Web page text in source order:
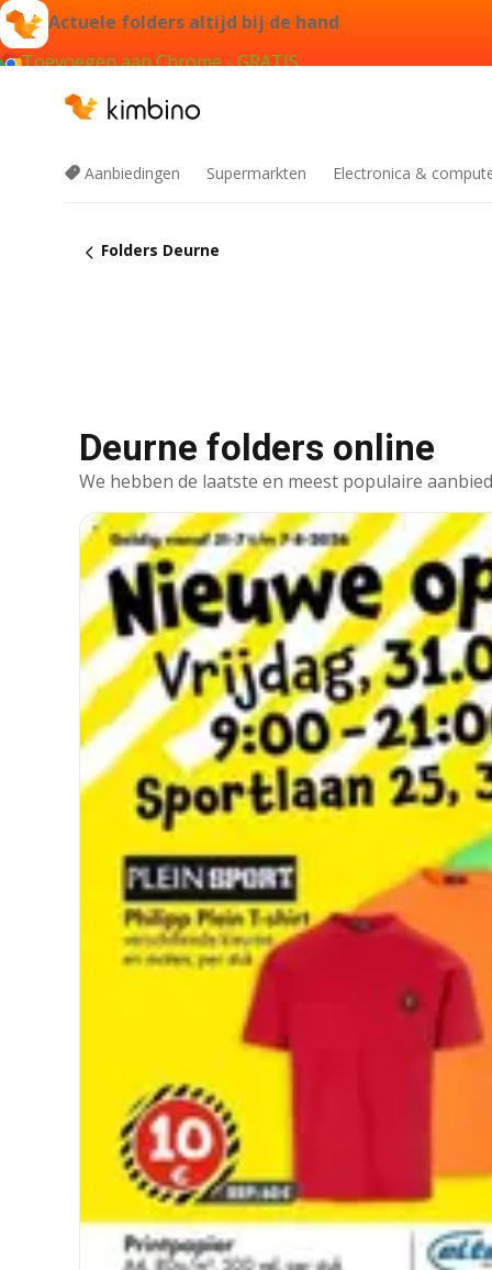
Actuele folders altijd bij de hand
Toevoegen aan Chrome - GRATIS
Aanbiedingen Supermarkten Electronica &
Folders Deurne
Deurne folders online
We hebben de laatste en meest populaire